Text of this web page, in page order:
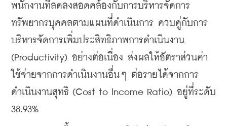
พนักงานที่ลดลงสอดคล้องกับการบริหารจัดการ
ทรัพยากรบุคคลตามแผนที่ดำเนินการ ควบคู่กับการ
บริหารจัดการเพิ่มประสิทธิภาพการดำเนินงาน
(Productivity) อย่างต่อเนื่อง ส่งผลให้อัตราส่วนค่า
ใช้จ่ายจากการดำเนินงานอื่นๆ ต่อรายได้จากการ
ดำเนินงานสุทธิ (Cost to Income Ratio) อยู่ที่ระดับ
38.93%